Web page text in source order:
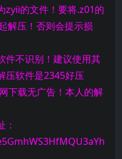
的文件！要将.z01的
解压！否则会提示损
件不识别！建议使用其
压软件是2345好压
下载无广告！本人的解